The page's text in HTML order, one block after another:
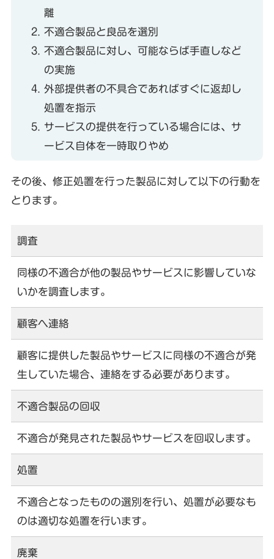
離
不適合製品と良品を選別
不適合製品に対し、可能ならば手直しなど
の実施
外部提供者の不具合であればすぐに返却し
処置を指示
サービスの提供を行っている場合には、サ
ービス自体を一時取りやめ
その後、修正処置を行った製品に対して以下の行動を
とります。
調査
同様の不適合が他の製品やサービスに影響していな
いかを調査します。
顧客へ連絡
顧客に提供した製品やサービスに同様の不適合が発
生していた場合、連絡をする必要があります。
不適合製品の回収
不適合が発見された製品やサービスを回収します。
処置
不適合となったものの選別を行い、処置が必要なも
のは適切な処置を行います。
廃棄